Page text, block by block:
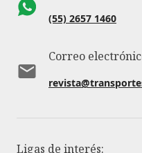
(55) 2657 1460
Correo
Ligas de interés: